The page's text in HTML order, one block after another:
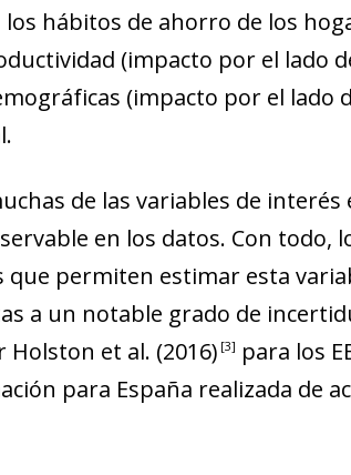
hábitos de ahorro de los
(impacto por el lado
(impacto por el
de las variables de
en los datos. Con todo,
que permiten estimar esta
a un notable grado de
Holston et al. (2016) 3
para los
para España realizada de